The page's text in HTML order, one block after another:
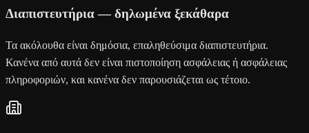
Διαπιστευτήρια — δηλωμένα ξεκάθαρα
Τα ακόλουθα είναι δημόσια, επαληθεύσιμα διαπιστευτήρια.
Κανένα από αυτά δεν είναι πιστοποίηση ασφάλειας ή ασφάλειας
πληροφοριών, και κανένα δεν παρουσιάζεται ως τέτοιο.